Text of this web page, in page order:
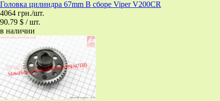
Головка цилиндра 67mm В сборе Viper V200CR
4064 грн./шт.
90.79 $ / шт.
в наличии